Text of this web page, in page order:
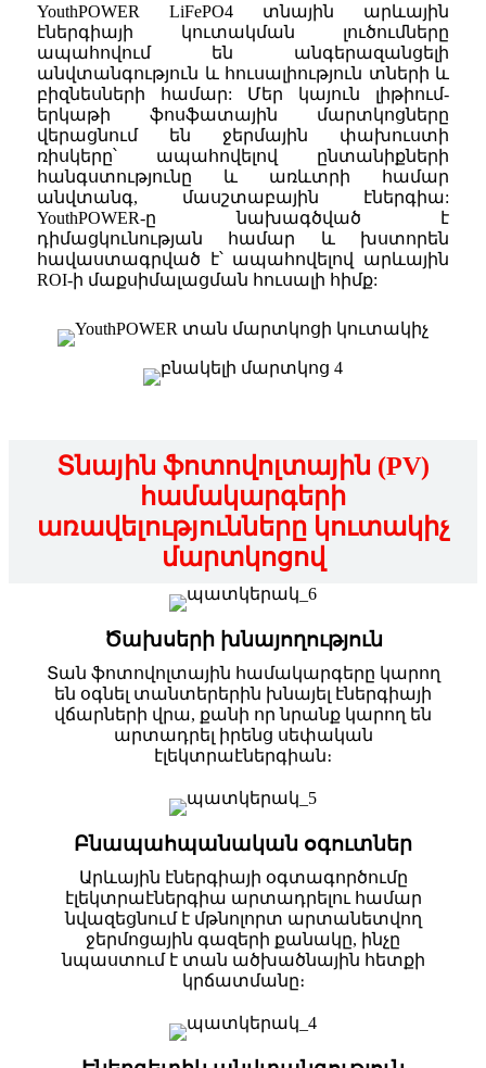
YouthPOWER LiFePO4 տնային արևային
էներգիայի կուտակման լուծումները
ապահովում են անգերազանցելի
անվտանգություն և հուսալիություն տների և
բիզնեսների համար: Մեր կայուն լիթիում-
երկաթի ֆոսֆատային մարտկոցները
վերացնում են ջերմային փախուստի
ռիսկերը՝ ապահովելով ընտանիքների
հանգստությունը և առևտրի համար
անվտանգ, մասշտաբային էներգիա:
YouthPOWER-ը նախագծված է
դիմացկունության համար և խստորեն
հավաստագրված է՝ ապահովելով արևային
ROI-ի մաքսիմալացման հուսալի հիմք:
Տնային ֆոտովոլտային (PV)
համակարգերի
առավելությունները կուտակիչ
մարտկոցով
Ծախսերի խնայողություն
Տան ֆոտովոլտային համակարգերը կարող
են օգնել տանտերերին խնայել էներգիայի
վճարների վրա, քանի որ նրանք կարող են
արտադրել իրենց սեփական
էլեկտրաէներգիան։
Բնապահպանական օգուտներ
Արևային էներգիայի օգտագործումը
էլեկտրաէներգիա արտադրելու համար
նվազեցնում է մթնոլորտ արտանետվող
ջերմոցային գազերի քանակը, ինչը
նպաստում է տան ածխածնային հետքի
կրճատմանը։